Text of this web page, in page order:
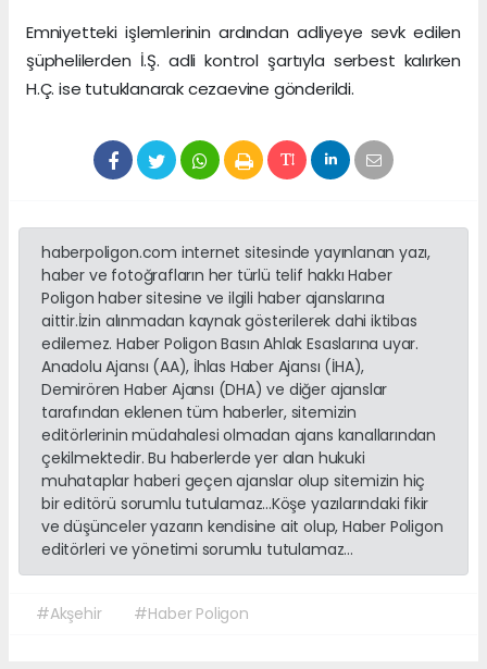
Emniyetteki işlemlerinin ardından adliyeye sevk edilen
şüphelilerden İ.Ş. adli kontrol şartıyla serbest kalırken
H.Ç. ise tutuklanarak cezaevine gönderildi.
haberpoligon.com internet sitesinde yayınlanan yazı,
haber ve fotoğrafların her türlü telif hakkı Haber
Poligon haber sitesine ve ilgili haber ajanslarına
aittir.İzin alınmadan kaynak gösterilerek dahi iktibas
edilemez. Haber Poligon Basın Ahlak Esaslarına uyar.
Anadolu Ajansı (AA), İhlas Haber Ajansı (İHA),
Demirören Haber Ajansı (DHA) ve diğer ajanslar
tarafından eklenen tüm haberler, sitemizin
editörlerinin müdahalesi olmadan ajans kanallarından
çekilmektedir. Bu haberlerde yer alan hukuki
muhataplar haberi geçen ajanslar olup sitemizin hiç
bir editörü sorumlu tutulamaz...Köşe yazılarındaki fikir
ve düşünceler yazarın kendisine ait olup, Haber Poligon
editörleri ve yönetimi sorumlu tutulamaz...
#Akşehir #Haber Poligon